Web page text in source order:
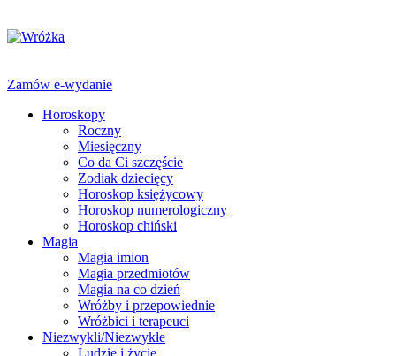
Zamów e-wydanie
Horoskopy
Roczny
Miesięczny
Co da Ci szczęście
Zodiak dziecięcy
Horoskop księżycowy
Horoskop numerologiczny
Horoskop chiński
Magia
Magia imion
Magia przedmiotów
Magia na co dzień
Wróżby i przepowiednie
Wróżbici i terapeuci
Niezwykli/Niezwykłe
Ludzie i życie